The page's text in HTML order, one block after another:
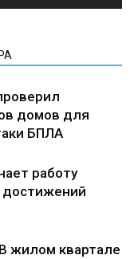
домов для
БПЛА
работу
достижений
жилом квартале